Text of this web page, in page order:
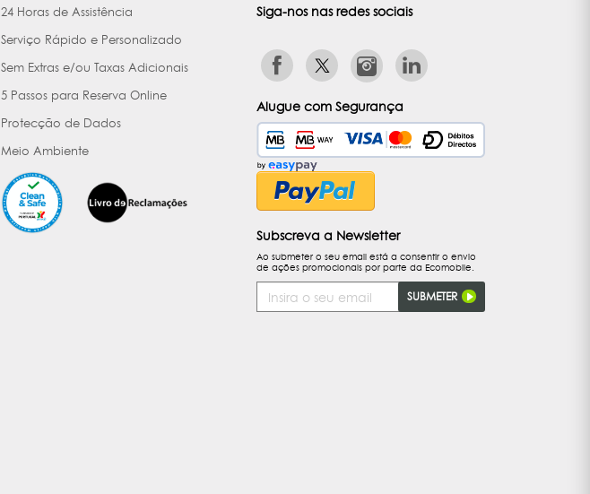
24 Horas de Assistência
Serviço Rápido e Personalizado
Sem Extras e/ou Taxas Adicionais
5 Passos para Reserva Online
Protecção de Dados
Meio Ambiente
Siga-nos nas redes sociais
Alugue com Segurança
Subscreva a Newsletter
Ao submeter o seu email está a consentir o envio
de ações promocionais por parte da Ecomobile.
de
Email
SUBMETER